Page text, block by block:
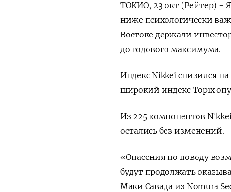
ТОКИО, 23 окт (Рейтер) -
ниже психологически
Востоке держали
до годового максимума.
Индекс Nikkei снизился на
широкий индекс Topix
Из 225 компонентов
остались без изменений.
«Опасения по поводу
будут продолжать
Маки Савада из Nomura